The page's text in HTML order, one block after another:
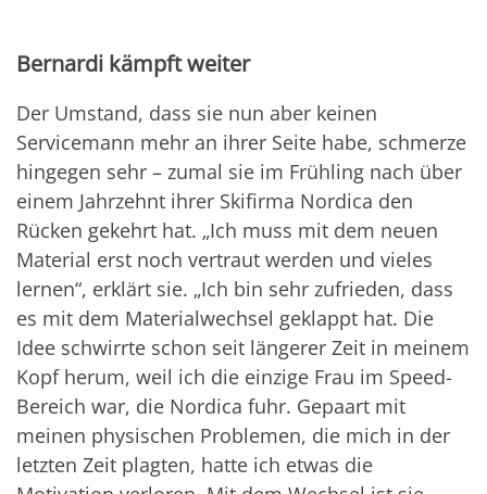
Bernardi kämpft weiter
Der Umstand, dass sie nun aber keinen
Servicemann mehr an ihrer Seite habe, schmerze
hingegen sehr – zumal sie im Frühling nach über
einem Jahrzehnt ihrer Skifirma Nordica den
Rücken gekehrt hat. „Ich muss mit dem neuen
Material erst noch vertraut werden und vieles
lernen“, erklärt sie. „Ich bin sehr zufrieden, dass
es mit dem Materialwechsel geklappt hat. Die
Idee schwirrte schon seit längerer Zeit in meinem
Kopf herum, weil ich die einzige Frau im Speed-
Bereich war, die Nordica fuhr. Gepaart mit
meinen physischen Problemen, die mich in der
letzten Zeit plagten, hatte ich etwas die